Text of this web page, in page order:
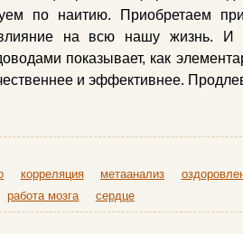
по наитию. Приобретаем
на всю нашу жизнь. И
показывает, как
и эффективнее.
корреляция метаанализ
работа мозга сердце